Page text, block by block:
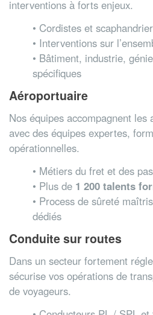
interventions à forts enjeux.
• Cordistes et
• Interventions sur
• Bâtiment, industrie,
spécifiques
Aéroportuaire
Nos équipes accompagnent
avec des équipes expertes,
opérationnelles.
• Métiers du fret et des
• Plus de 1 200 talents
• Process de sûreté
dédiés
Conduite sur routes
Dans un secteur fortement
sécurise vos opérations de
de voyageurs.